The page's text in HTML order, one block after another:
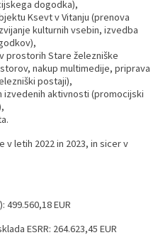
dogodka),
Ksevt v Vitanju (prenova
kulturnih vsebin, izvedba
prostorih Stare železniške
nakup multimedije, priprava
postaji),
aktivnosti (promocijski
letih 2022 in 2023, in sicer v
EUR
ESRR: 264.623,45 EUR